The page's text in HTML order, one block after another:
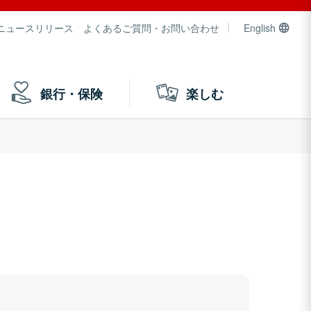
ュースリリース よくあるご質問・お問い合わせ English
銀行・保険 楽しむ